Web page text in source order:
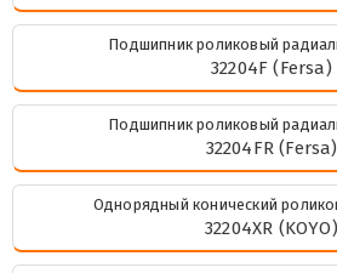
Подшипник роликовый
32204F (Fersa)
Подшипник роликовый
32204FR (Fersa)
Однорядный конический
32204XR (KOYO)